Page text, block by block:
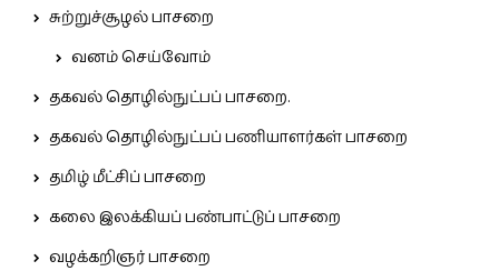
சுற்றுச்சூழல் பாசறை
வனம் செய்வோம்
தகவல் தொழில்நுட்பப் பாசறை.
தகவல் தொழில்நுட்பப் பணியாளர்கள் பாசறை
தமிழ் மீட்சிப் பாசறை
கலை இலக்கியப் பண்பாட்டுப் பாசறை
வழக்கறிஞர் பாசறை